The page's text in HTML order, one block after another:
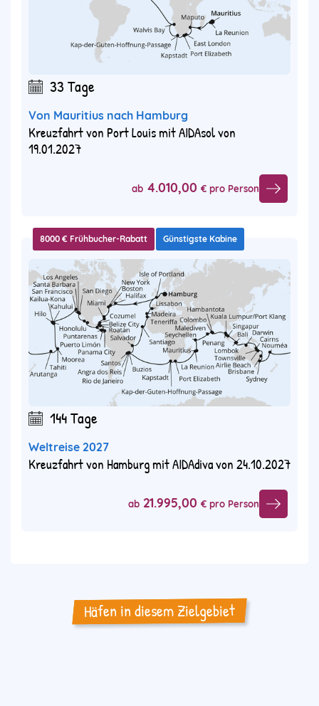
33 Tage
Von Mauritius nach Hamburg
Kreuzfahrt von Port Louis mit AIDAsol von
19.01.2027
ab 4.010,00 € pro Person
8000 € Frühbucher-Rabatt Günstigste Kabine
144 Tage
Weltreise 2027
Kreuzfahrt von Hamburg mit AIDAdiva von 24.10.2027
ab 21.995,00 € pro Person
Häfen in diesem Zielgebiet